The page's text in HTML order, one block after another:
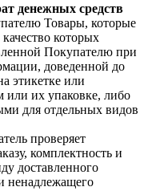
денежных средств
Товары, которые
которых
Покупателю при
доведенной до
этикетке или
их упаковке, либо
для отдельных видов
проверяет
комплектность и
доставленного
ненадлежащего